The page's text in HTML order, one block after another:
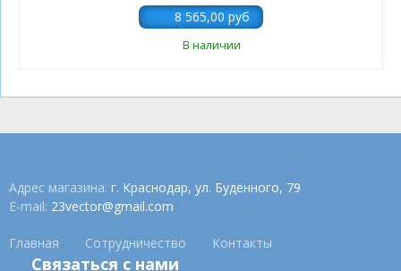
В наличии
Адрес магазина: г. Краснодар, ул. Будённого, 79
E-mail: 23vector@gmail.com
Главная Сотрудничество Контакты
Связаться с нами